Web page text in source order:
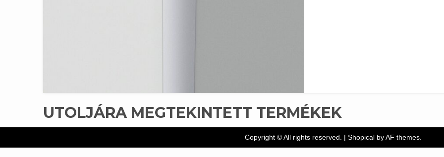
UTOLJÁRA MEGTEKINTETT TERMÉKEK
Copyright © All rights reserved. | Shopicalby AF themes.